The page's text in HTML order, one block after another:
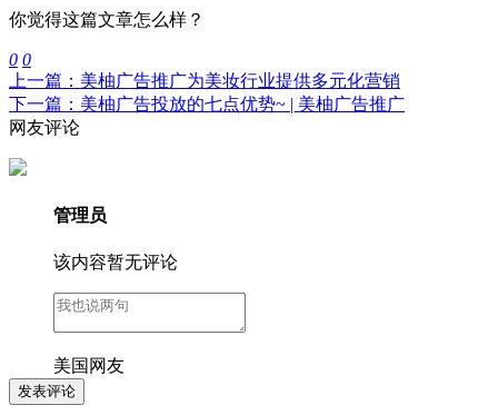
你觉得这篇文章怎么样？
0 0
上一篇：美柚广告推广为美妆行业提供多元化营销
下一篇：美柚广告投放的七点优势~ | 美柚广告推广
网友评论
管理员
该内容暂无评论
美国网友